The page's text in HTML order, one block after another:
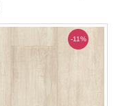
-11%